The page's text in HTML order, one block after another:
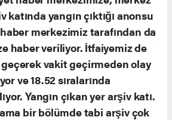
katında yangın çıktığı anonsu
merkezimiz tarafından da
haber veriliyor. İtfaiyemiz de
vakit geçirmeden olay
ve 18.52 sıralarında
Yangın çıkan yer arşiv katı.
bir bölümde tabi arşiv çok